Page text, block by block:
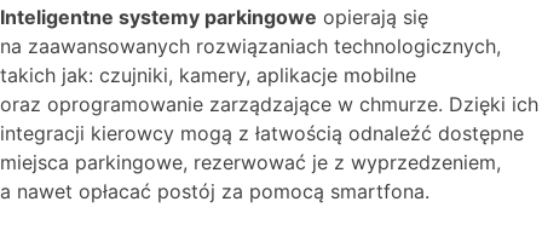
Inteligentne systemy parkingowe opierają się
na zaawansowanych rozwiązaniach technologicznych,
takich jak: czujniki, kamery, aplikacje mobilne
oraz oprogramowanie zarządzające w chmurze. Dzięki ich
integracji kierowcy mogą z łatwością odnaleźć dostępne
miejsca parkingowe, rezerwować je z wyprzedzeniem,
a nawet opłacać postój za pomocą smartfona.